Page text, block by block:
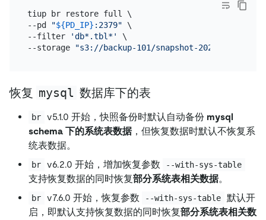
tiup br restore full \
--pd
"${PD_IP} :2379" \
--filter
'db*.tbl*'
\
--storage
"s3://backup-101/snapshot-
恢复 mysql 数据库下的表
br v5.1.0 开始，快照备份时默认自动备份 mysql
schema 下的系统表数据，但恢复数据时默认不恢复系
统表数据。
br v6.2.0 开始，增加恢复参数 --with-sys-table
支持恢复数据的同时恢复部分系统表相关数据。
br v7.6.0 开始，恢复参数 --with-sys-table
默认开
启，即默认支持恢复数据的同时恢复部分系统表相关数